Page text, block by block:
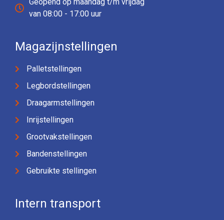
van 08:00 - 17:00 uur
Magazijnstellingen
Palletstellingen
Legbordstellingen
Draagarmstellingen
Inrijstellingen
Grootvakstellingen
Bandenstellingen
Gebruikte stellingen
Intern transport